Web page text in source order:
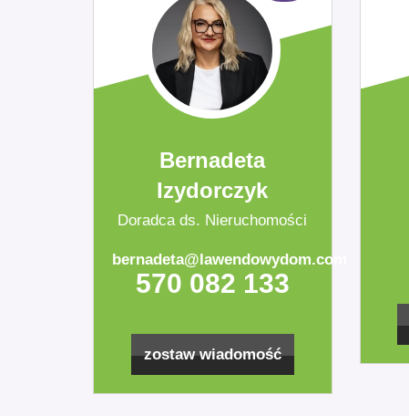
Bernadeta
Izydorczyk
Doradca ds. Nieruchomości
bernadeta@lawendowydom.com
570 082 133
zostaw wiadomość